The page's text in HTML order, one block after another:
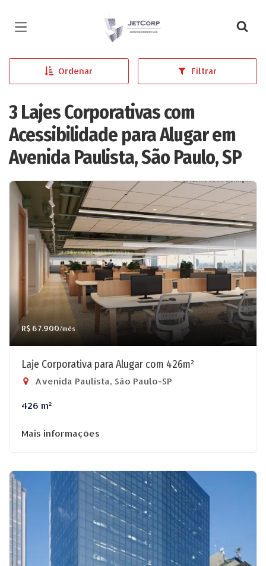
Página inicial
Ordenar Filtrar
3 Lajes Corporativas com
Acessibilidade para Alugar em
Avenida Paulista, São Paulo, SP
R$ 67.900/mês
Laje Corporativa para Alugar com 426m²
Avenida Paulista, São Paulo-SP
426 m²
Mais informações